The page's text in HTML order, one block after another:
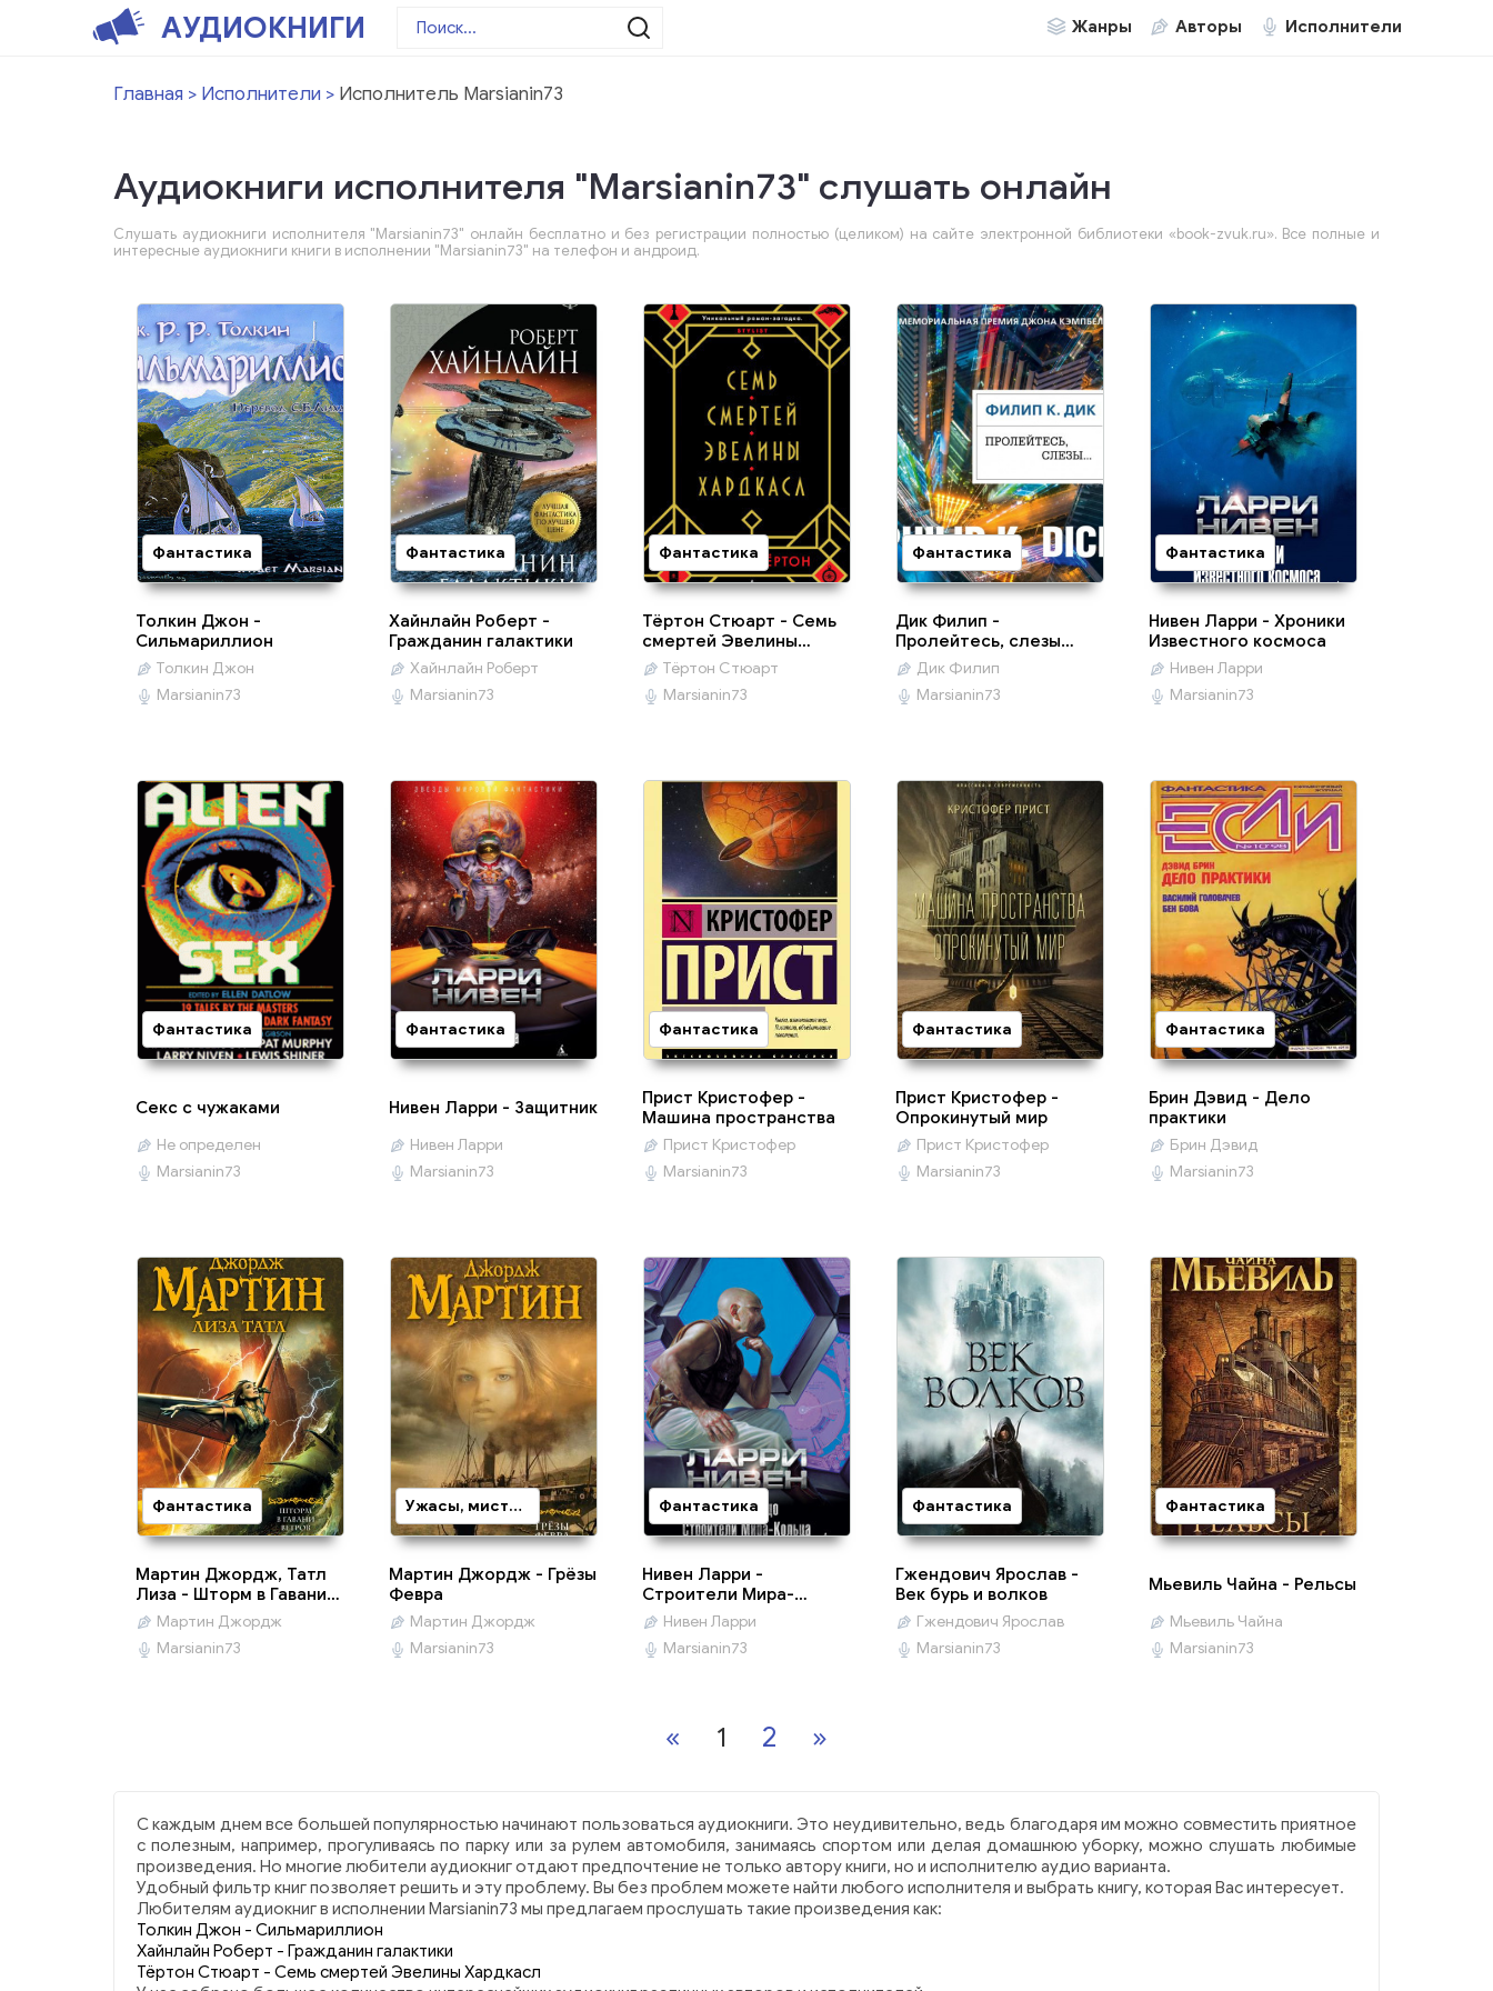
АУДИОКНИГИ Жанры Авторы Исполнители
Главная Исполнители Исполнитель Marsianin73
Аудиокниги исполнителя "Marsianin73" слушать онлайн
Слушать аудиокниги исполнителя "Marsianin73" онлайн бесплатно и без регистрации полностью (целиком) на сайте электронной библиотеки «book-zvuk.ru». Все полные и
интересные аудиокниги книги в исполнении "Marsianin73" на телефон и андроид.
Фантастика
Толкин Джон -
Сильмариллион
Толкин Джон
Marsianin73
Фантастика
Хайнлайн Роберт -
Гражданин галактики
Хайнлайн Роберт
Marsianin73
Фантастика
Тёртон Стюарт - Семь
смертей Эвелины
Хардкасл
Тёртон Стюарт
Marsianin73
Фантастика
Дик Филип -
Пролейтесь, слезы…
Дик Филип
Marsianin73
Фантастика
Нивен Ларри - Хроники
Известного космоса
Нивен Ларри
Marsianin73
Фантастика
Секс с чужаками
Не определен
Marsianin73
Фантастика
Нивен Ларри - Защитник
Нивен Ларри
Marsianin73
Фантастика
Прист Кристофер -
Машина пространства
Прист Кристофер
Marsianin73
Фантастика
Прист Кристофер -
Опрокинутый мир
Прист Кристофер
Marsianin73
Фантастика
Брин Дэвид - Дело
практики
Брин Дэвид
Marsianin73
Фантастика
Мартин Джордж, Татл
Лиза - Шторм в Гавани
Ветров
Мартин Джордж
Marsianin73
Ужасы, мистика
Мартин Джордж - Грёзы
Февра
Мартин Джордж
Marsianin73
Фантастика
Нивен Ларри -
Строители Мира-
Кольца
Нивен Ларри
Marsianin73
Фантастика
Гжендович Ярослав -
Век бурь и волков
Гжендович Ярослав
Marsianin73
Фантастика
Мьевиль Чайна - Рельсы
Мьевиль Чайна
Marsianin73
« 1 2 »
С каждым днем все большей популярностью начинают пользоваться аудиокниги. Это неудивительно, ведь благодаря им можно совместить приятное
с полезным, например, прогуливаясь по парку или за рулем автомобиля, занимаясь спортом или делая домашнюю уборку, можно слушать любимые
произведения. Но многие любители аудиокниг отдают предпочтение не только автору книги, но и исполнителю аудио варианта.
Удобный фильтр книг позволяет решить и эту проблему. Вы без проблем можете найти любого исполнителя и выбрать книгу, которая Вас интересует.
Любителям аудиокниг в исполнении Marsianin73 мы предлагаем прослушать такие произведения как:
Толкин Джон - Сильмариллион
Хайнлайн Роберт - Гражданин галактики
Тёртон Стюарт - Семь смертей Эвелины Хардкасл